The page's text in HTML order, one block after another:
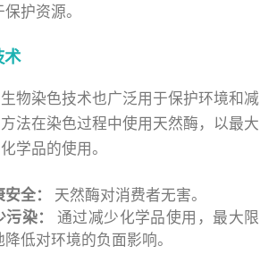
护资源。
术
物染色技术也广泛用于保护环境和减
法在染色过程中使用天然酶，以最大
学品的使用。
全：
天然酶对消费者无害。
染：
通过减少化学品使用，最大限
降低对环境的负面影响。